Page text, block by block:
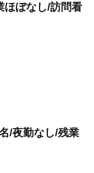
ほぼなし/訪問看
/夜勤なし/残業